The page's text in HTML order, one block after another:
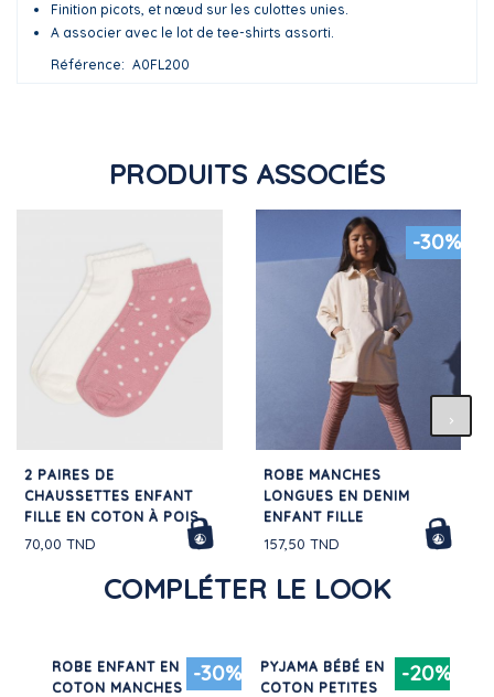
Finition picots, et nœud sur les culottes unies.
A associer avec le lot de tee-shirts assorti.
Référence
A0FL200
PRODUITS ASSOCIÉS
2 PAIRES DE
CHAUSSETTES ENFANT
FILLE EN COTON À POIS
70,00 TND
-30%
ROBE MANCHES
LONGUES EN DENIM
ENFANT FILLE
157,50 TND
COMPLÉTER LE LOOK
-30%
ROBE ENFANT EN
COTON MANCHES
-20%
PYJAMA BÉBÉ EN
COTON PETITES